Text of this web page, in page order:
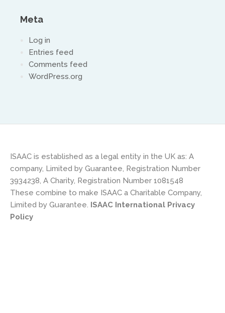
Meta
Log in
Entries feed
Comments feed
WordPress.org
ISAAC is established as a legal entity in the UK as: A
company, Limited by Guarantee, Registration Number
3934238, A Charity, Registration Number 1081548
These combine to make ISAAC a Charitable Company,
Limited by Guarantee. ISAAC International Privacy
Policy